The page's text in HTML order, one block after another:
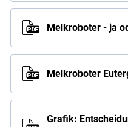
Melkroboter - ja
Melkroboter
Grafik: